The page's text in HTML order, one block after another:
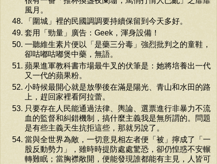
風月。
「圍城」裡的民國調調要持續保留到今天多好。
套用「勁量」廣告：Geek，渾身設備！
一聽維生素片便以「是藥三分毒」強烈批判之的童鞋，
卻咕嘟咕嘟煲中藥，無語。
蘋果進軍教科書市場最牛叉的伏筆是：她將培養出一代
又一代的蘋果粉。
小時候最開心就是放學後在滿是陽光、青山和水田的路
上，趕回家裡看阿拉蕾。
只要存在人民能通過法律、輿論、選票進行非暴力不流
血的監督和糾錯機制，搞什麼主義我是無所謂的。問題
是有些主義天生抗拒這些，那就另說了。
當與全世界為敵，一切意見相左者便「被」擰成了「一
股反動勢力」，雖時時提防處處驚恐，卻仍惶惑不安輾
轉難眠；當胸襟敞開，便能發現誰都能有主見，人皆可